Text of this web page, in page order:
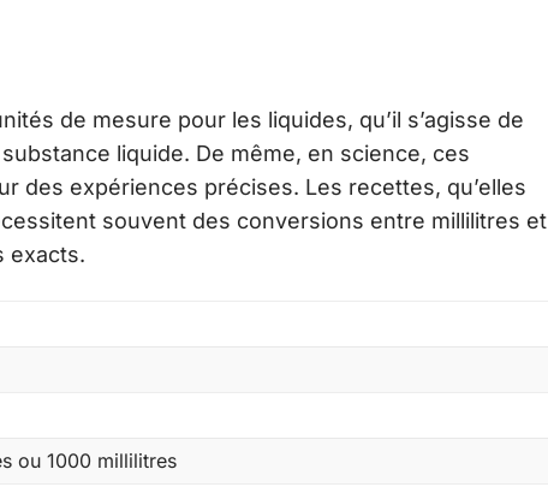
de mesure pour les liquides, qu’il s’agisse de
liquide. De même, en science, ces
des expériences précises. Les recettes, qu’elles
souvent des conversions entre millilitres et
exacts.
ou 1000 millilitres